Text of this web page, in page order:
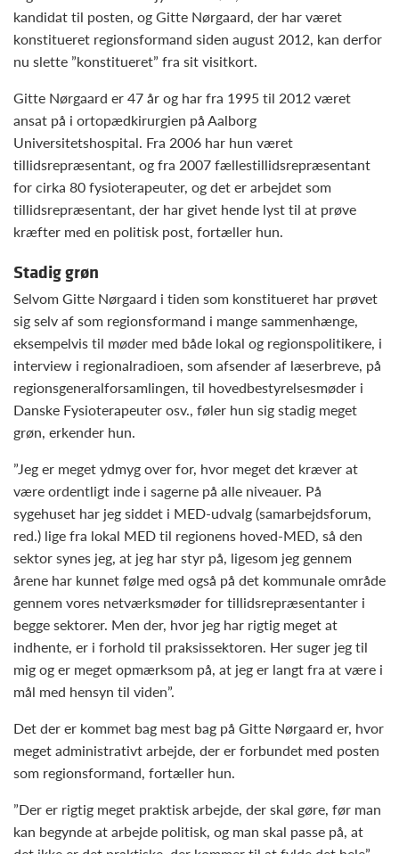
kandidat til posten, og Gitte Nørgaard, der har været
konstitueret regionsformand siden august 2012, kan derfor
nu slette ”konstitueret” fra sit visitkort.
Gitte Nørgaard er 47 år og har fra 1995 til 2012 været
ansat på i ortopædkirurgien på Aalborg
Universitetshospital. Fra 2006 har hun været
tillidsrepræsentant, og fra 2007 fællestillidsrepræsentant
for cirka 80 fysioterapeuter, og det er arbejdet som
tillidsrepræsentant, der har givet hende lyst til at prøve
kræfter med en politisk post, fortæller hun.
Stadig grøn
Selvom Gitte Nørgaard i tiden som konstitueret har prøvet
sig selv af som regionsformand i mange sammenhænge,
eksempelvis til møder med både lokal og regionspolitikere, i
interview i regionalradioen, som afsender af læserbreve, på
regionsgeneralforsamlingen, til hovedbestyrelsesmøder i
Danske Fysioterapeuter osv., føler hun sig stadig meget
grøn, erkender hun.
”Jeg er meget ydmyg over for, hvor meget det kræver at
være ordentligt inde i sagerne på alle niveauer. På
sygehuset har jeg siddet i MED-udvalg (samarbejdsforum,
red.) lige fra lokal MED til regionens hoved-MED, så den
sektor synes jeg, at jeg har styr på, ligesom jeg gennem
årene har kunnet følge med også på det kommunale område
gennem vores netværksmøder for tillidsrepræsentanter i
begge sektorer. Men der, hvor jeg har rigtig meget at
indhente, er i forhold til praksissektoren. Her suger jeg til
mig og er meget opmærksom på, at jeg er langt fra at være i
mål med hensyn til viden”.
Det der er kommet bag mest bag på Gitte Nørgaard er, hvor
meget administrativt arbejde, der er forbundet med posten
som regionsformand, fortæller hun.
”Der er rigtig meget praktisk arbejde, der skal gøre, før man
kan begynde at arbejde politisk, og man skal passe på, at